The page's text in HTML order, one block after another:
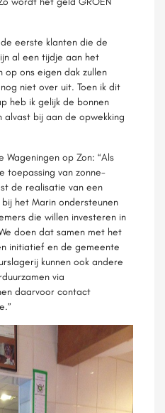
eerste klanten die de
al een tijdje aan het
op ons eigen dak zullen
niet over uit. Toen ik dit
heb ik gelijk de bonnen
bij aan de opwekking
op Zon: “Als
toepassing van zonne-
de realisatie van een
het Marin ondersteunen
die willen investeren in
doen dat samen met het
initiatief en de gemeente
kunnen ook andere
via
daarvoor contact